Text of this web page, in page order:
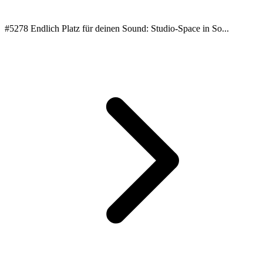
#5278 Endlich Platz für deinen Sound: Studio-Space in So...